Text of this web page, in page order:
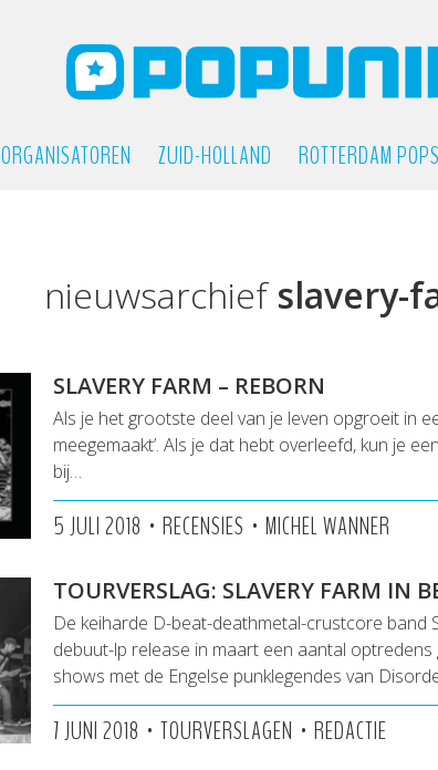
ORGANISATOREN ZUID-HOLLAND ROTTERDAM
nieuwsarchiefslavery-
SLAVERY FARM – REBORN
Als je het grootste deel van je leven opgroeit in
meegemaakt’. Als je dat hebt overleefd, kun je
bij…
5 JULI 2018 • RECENSIES • MICHEL WANNER
TOURVERSLAG: SLAVERY FARM IN
De keiharde D-beat-deathmetal-crustcore band
debuut-lp release in maart een aantal
shows met de Engelse punklegendes van
7 JUNI 2018 • TOURVERSLAGEN • REDACTIE